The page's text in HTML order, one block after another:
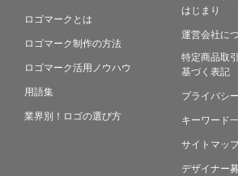
ロゴマークとは
ロゴマーク制作の方法
ロゴマーク活用ノウハウ
用語集
業界別！ロゴの選び方
はじまり
運営会社に
特定商品取
基づく表記
プライバシ
キーワード
サイトマッ
デザイナー